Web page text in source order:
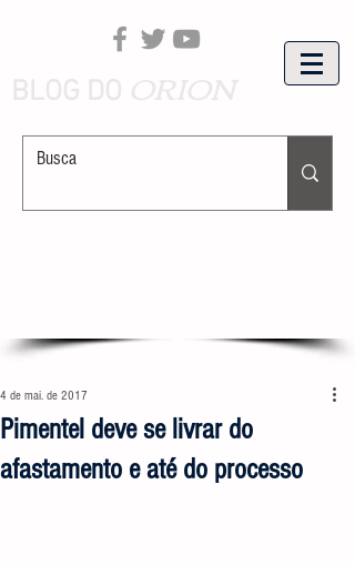
Pimentel deve se livrar do
afastamento e até do processo
4 de mai. de 2017